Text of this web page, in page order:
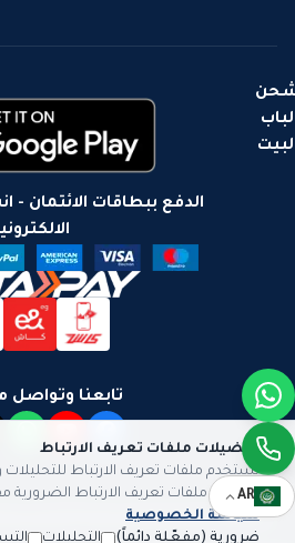
تفضيلات ملفات تعريف الارتباط
نستخدم ملفات تعريف الارتباط
تجربتك. ملفات تعريف الارتباط الضرورية
سياسة الخصوصية
ضرورية (مفعّلة دائماً)
التحليلات
لباب
تابعنا وتواصل
الدفع ببطاقات الائتمان -
سياسة الخصوصيةسياسة الشحن
AR